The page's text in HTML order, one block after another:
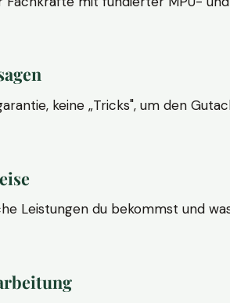
keine „Tricks", um den
Leistungen du bekommst und